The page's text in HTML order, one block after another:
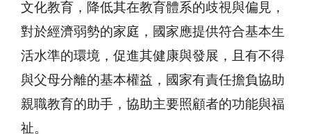
文化教育，降低其在教育體系的歧視與偏見，
對於經濟弱勢的家庭，國家應提供符合基本生
活水準的環境，促進其健康與發展，且有不得
與父母分離的基本權益，國家有責任擔負協助
親職教育的助手，協助主要照顧者的功能與福
祉。